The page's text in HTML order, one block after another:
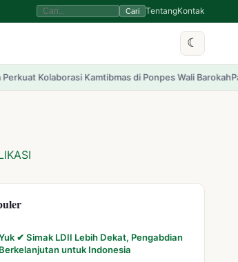
Cari TentangKontak
☾
di Ponpes Wali BarokahPawai Pembangunan Kotim
✔ Simak LDII Lebih Dekat, Pengabdian
Berkelanjutan untuk Indonesia